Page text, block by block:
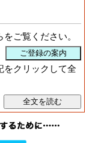
ご覧ください。
をクリックして全